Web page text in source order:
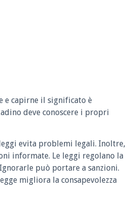
e capirne il significato è
deve conoscere i propri
evita problemi legali. Inoltre,
informate. Le leggi regolano la
può portare a sanzioni.
migliora la consapevolezza